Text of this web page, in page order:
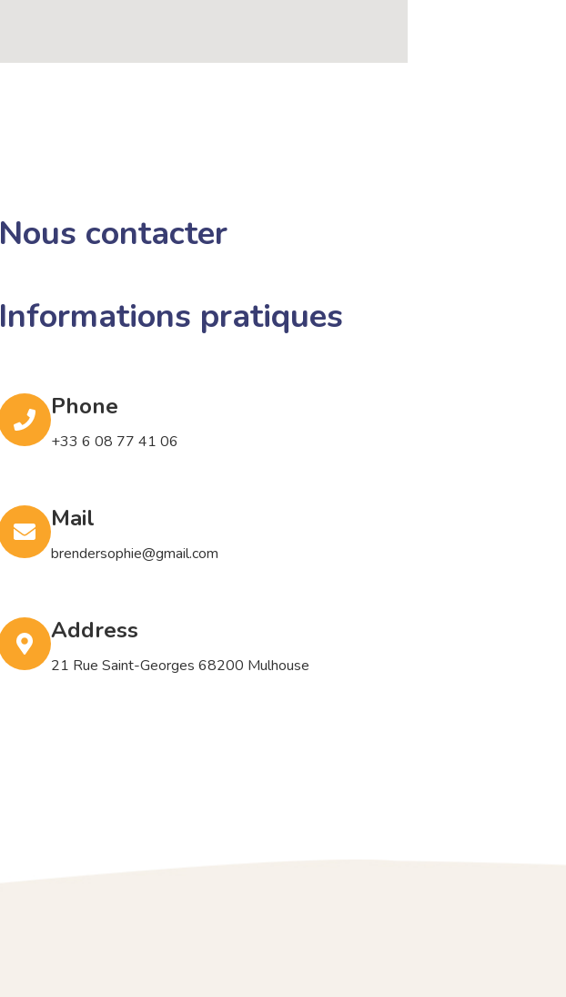
Nous contacter
Informations pratiques
Phone
+33 6 08 77 41 06
Mail
brendersophie@gmail.com
Address
21 Rue Saint-Georges 68200 Mulhouse